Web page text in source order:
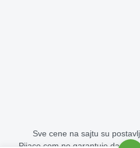
Sve cene na sajtu su
Pijace.com ne garantuje da su